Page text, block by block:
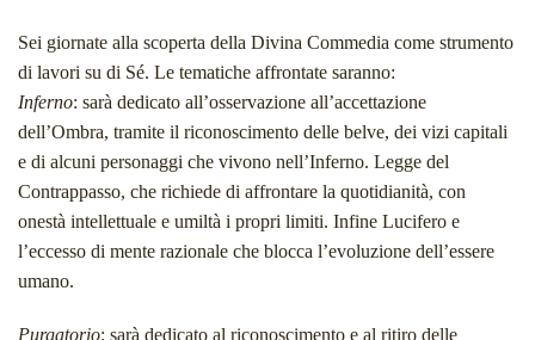
Sei giornate alla scoperta della Divina Commedia come strumento
di lavori su di Sé. Le tematiche affrontate saranno:
Inferno: sarà dedicato all’osservazione all’accettazione
dell’Ombra, tramite il riconoscimento delle belve, dei vizi capitali
e di alcuni personaggi che vivono nell’Inferno. Legge del
Contrappasso, che richiede di affrontare la quotidianità, con
onestà intellettuale e umiltà i propri limiti. Infine Lucifero e
l’eccesso di mente razionale che blocca l’evoluzione dell’essere
umano.
Purgatorio: sarà dedicato al riconoscimento e al ritiro delle